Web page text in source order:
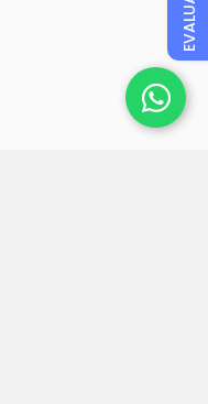
EVALUAR